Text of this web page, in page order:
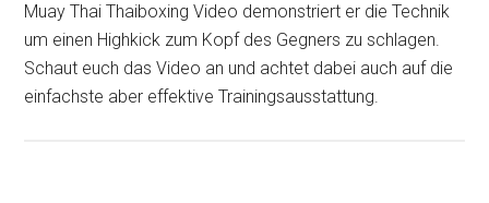
Muay Thai Thaiboxing Video demonstriert er die Technik
um einen Highkick zum Kopf des Gegners zu schlagen.
Schaut euch das Video an und achtet dabei auch auf die
einfachste aber effektive Trainingsausstattung.